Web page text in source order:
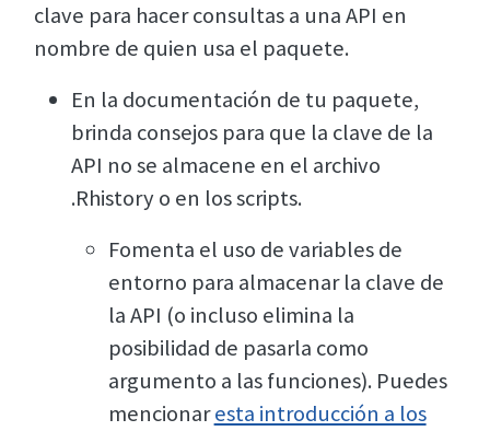
clave para hacer consultas a una API en
nombre de quien usa el paquete.
En la documentación de tu paquete,
brinda consejos para que la clave de la
API no se almacene en el archivo
.Rhistory o en los scripts.
Fomenta el uso de variables de
entorno para almacenar la clave de
la API (o incluso elimina la
posibilidad de pasarla como
argumento a las funciones). Puedes
mencionaresta introducción a los